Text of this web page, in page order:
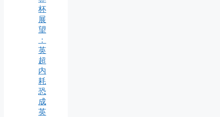
杯
展
望
：
英
超
内
耗
恐
成
英